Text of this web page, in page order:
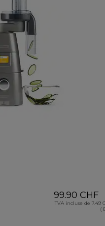
99.90 CHF
TVA incluse de 7.49
(